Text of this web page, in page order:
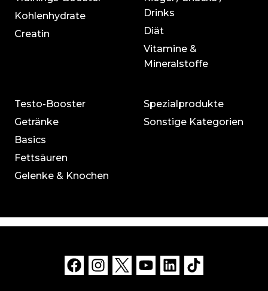
Kohlenhydrate
Creatin
Drinks
Diät
Vitamine &
Mineralstoffe
Testo-Booster
Getränke
Basics
Fettsäuren
Gelenke & Knochen
Spezialprodukte
Sonstige Kategorien